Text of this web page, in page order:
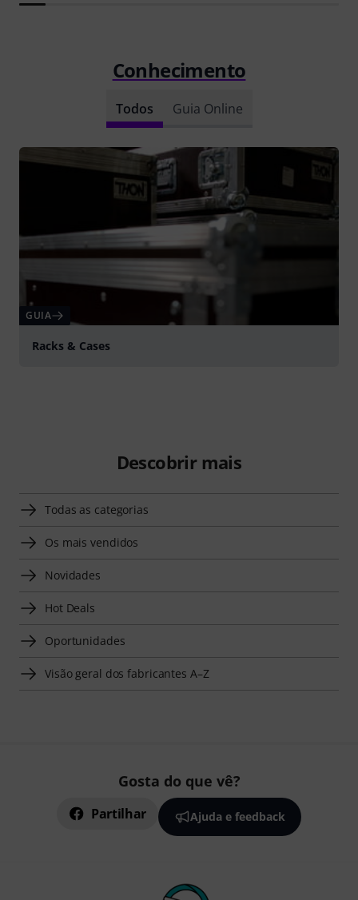
Conhecimento
Todos Guia Online
GUIA
Racks & Cases
Descobrir mais
Todas as categorias
Os mais vendidos
Novidades
Hot Deals
Oportunidades
Visão geral dos fabricantes A–Z
Gosta do que vê?
Partilhar Ajuda e feedback